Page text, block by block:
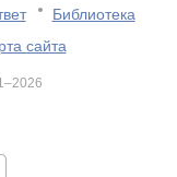
Библиотека
сайта